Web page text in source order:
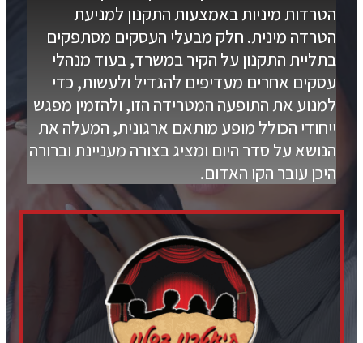
הטרדות מיניות באמצעות התקנון למניעת
הטרדה מינית. חלק מבעלי העסקים מסתפקים
בתליית התקנון על הקיר במשרד, בעוד מנהלי
עסקים אחרים מעדיפים להגדיל ולעשות, כדי
למנוע את התופעה המטרידה הזו, ולהזמין מפגש
ייחודי הכולל מופע מותאם ארגונית, המעלה את
הנושא על סדר היום ומציג בצורה מעניינת וברורה
היכן עובר הקו האדום.